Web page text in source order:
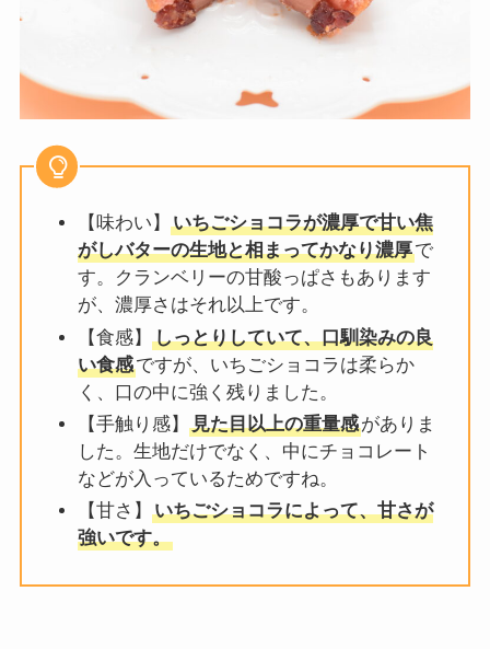
【味わい】
いちごショコラが濃厚で甘い焦
がしバターの生地と相まってかなり濃厚で
す。クランベリーの甘酸っぱさもあります
が、濃厚さはそれ以上です。
【食感】
しっとりしていて、口馴染みの良
い食感ですが、いちごショコラは柔らか
く、口の中に強く残りました。
【手触り感】
見た目以上の重量感がありま
した。生地だけでなく、中にチョコレート
などが入っているためですね。
【甘さ】
いちごショコラによって、甘さが
強いです。